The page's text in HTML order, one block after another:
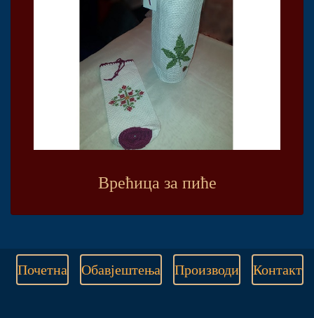
Врећица за пиће
Почетна Обавјештења Производи Контакт